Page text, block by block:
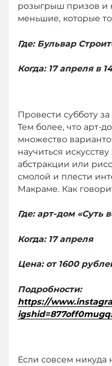
розыгрыш призов и
меньшие, которые
Где: Бульвар
Когда: 17 апреля в
Провести субботу
Тем более, что арт-
множество
научиться
абстракции или
смолой и плести
Макраме. Как
Где: арт-дом «Суть
Когда: 17 апреля
Цена: от 1600
Подробности:
https://
Если совсем никуда